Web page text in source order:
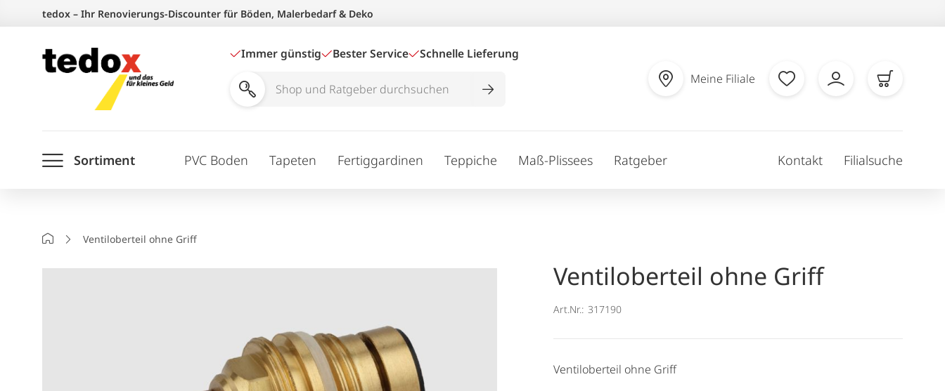
springen
tedox – Ihr Renovierungs-Discounter für Böden, Malerbedarf & Deko
Immer günstig Bester Service Schnelle Lieferung
Shop
durchsuchen
Meine Filiale
Sortiment PVC Boden Tapeten Fertiggardinen Teppiche Maß-Plissees Ratgeber Kontakt Filialsuche
StartseiteVentiloberteil ohne Griff
Ventiloberteil ohne Griff
Art.Nr.: 317190
Ventiloberteil ohne Griff